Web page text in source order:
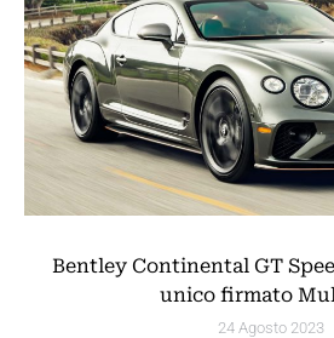
Bentley Continental GT
unico firmato
24 Agosto 2023